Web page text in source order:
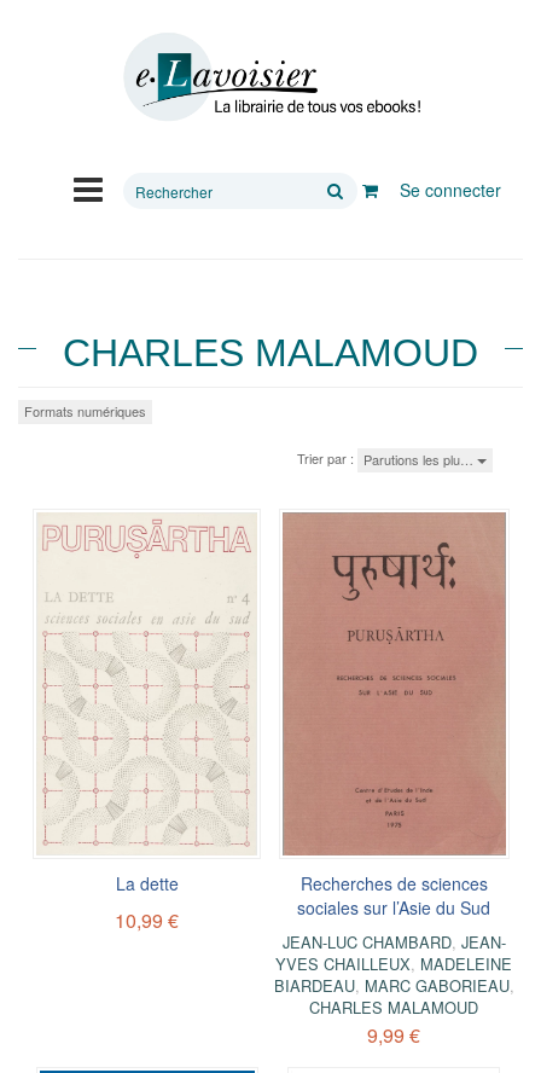
Rechercher
Se connecter
CHARLES MALAMOUD
Formats numériques
Trier par : Parutions les plu…
La dette
10,99 €
Recherches de sciences
sociales sur l’Asie du Sud
JEAN-LUC CHAMBARD, JEAN-
YVES CHAILLEUX, MADELEINE
BIARDEAU, MARC GABORIEAU,
CHARLES MALAMOUD
9,99 €